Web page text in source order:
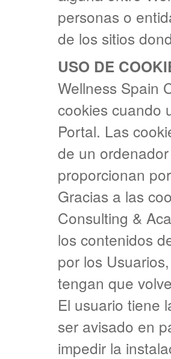
personas o
de los sitios
USO DE
Wellness Spain
cookies cuando
Portal. Las
de un
proporcionan
Gracias a las
Consulting &
los contenidos
por los
tengan que
El usuario tiene
ser avisado en
impedir la